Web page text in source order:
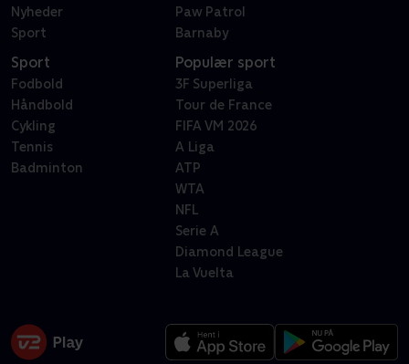
Nyheder
Sport
Paw Patrol
Barnaby
Sport
Fodbold
Håndbold
Cykling
Tennis
Badminton
Populær sport
3F Superliga
Tour de France
FIFA VM 2026
A Liga
ATP
WTA
NFL
Serie A
Diamond League
La Vuelta